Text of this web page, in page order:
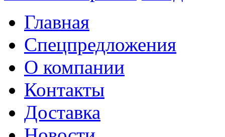
Главная
Спецпредложения
О компании
Контакты
Доставка